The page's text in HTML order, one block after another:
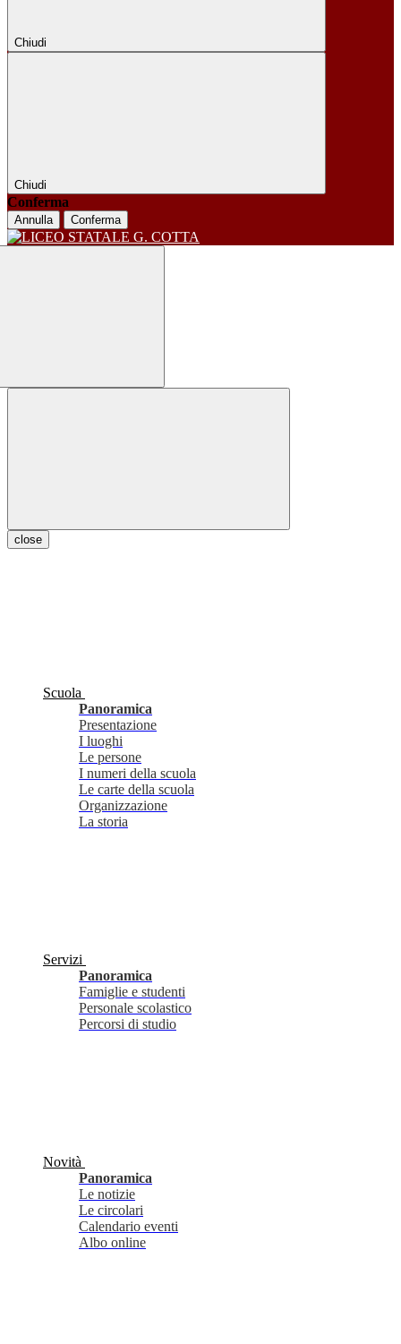
Chiudi
Chiudi
Conferma
Annulla Conferma
close
Scuola
Panoramica
Presentazione
I luoghi
Le persone
I numeri della scuola
Le carte della scuola
Organizzazione
La storia
Servizi
Panoramica
Famiglie e studenti
Personale scolastico
Percorsi di studio
Novità
Panoramica
Le notizie
Le circolari
Calendario eventi
Albo online